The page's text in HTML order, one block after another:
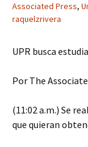
Associated Press,
raquelzrivera
UPR busca
Por The
(11:02 a.m.) Se
que quieran